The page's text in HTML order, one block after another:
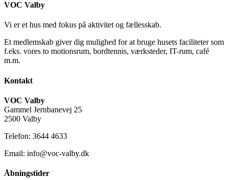
VOC Valby
Vi er et hus med fokus på aktivitet og fællesskab.
Et medlemskab giver dig mulighed for at bruge husets faciliteter som
f.eks. vores to motionsrum, bordtennis, værksteder, IT-rum, café
m.m.
Kontakt
VOC Valby
Gammel Jernbanevej 25
2500 Valby
Telefon: 3644 4633
Email: info@voc-valby.dk
Åbningstider